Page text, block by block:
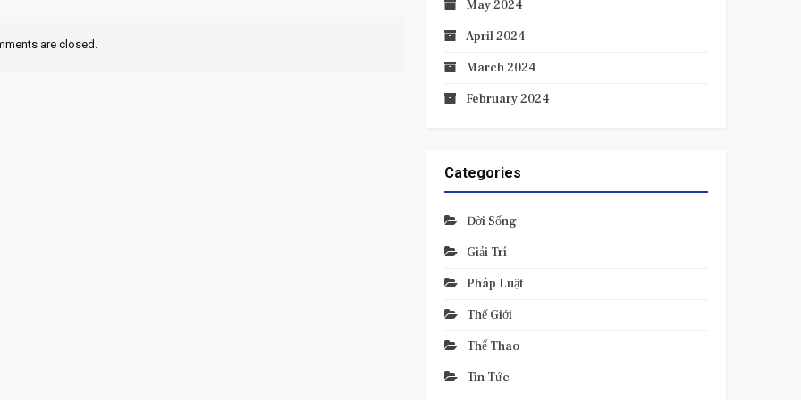
are closed.
May 2024
April 2024
March 2024
February 2024
Categories
Đời Sống
Giải Trí
Pháp Luật
Thế Giới
Thể Thao
Tin Tức